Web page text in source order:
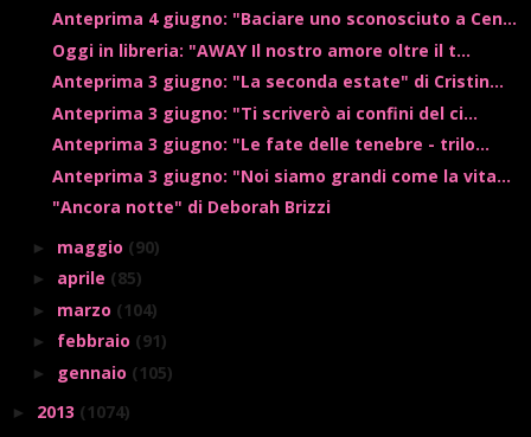
Anteprima 4 giugno: "Baciare uno sconosciuto a Cen...
Oggi in libreria: "AWAY Il nostro amore oltre il t...
Anteprima 3 giugno: "La seconda estate" di Cristin...
Anteprima 3 giugno: "Ti scriverò ai confini del ci...
Anteprima 3 giugno: "Le fate delle tenebre - trilo...
Anteprima 3 giugno: "Noi siamo grandi come la vita...
"Ancora notte" di Deborah Brizzi
► maggio (90)
► aprile (85)
► marzo (104)
► febbraio (91)
► gennaio (105)
► 2013 (1074)